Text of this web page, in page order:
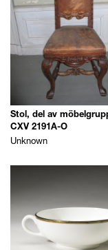
Stol, del av
CXV 2191A-O
Unknown